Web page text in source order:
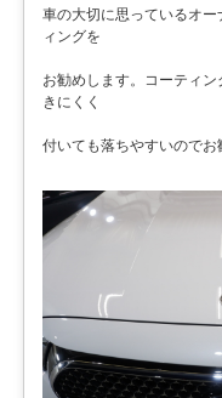
車の大切に思っているオ
ィングを
お勧めします。コーティ
きにくく
付いても落ちやすいのでお